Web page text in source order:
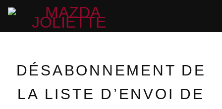
DÉSABONNEMENT DE
LA LISTE D’ENVOI DE